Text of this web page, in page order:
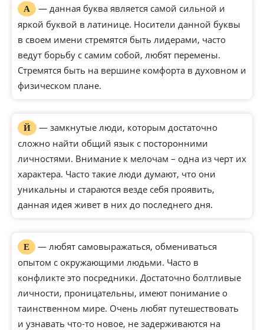
А
— данная буква является самой сильной и
яркой буквой в латинице. Носители данной буквы
в своем имени стремятся быть лидерами, часто
ведут борьбу с самим собой, любят перемены.
Стремятся быть на вершине комфорта в духовном и
физическом плане.
Й
— замкнутые люди, которым достаточно
сложно найти общий язык с посторонними
личностями. Внимание к мелочам – одна из черт их
характера. Часто такие люди думают, что они
уникальны и стараются везде себя проявить,
данная идея живет в них до последнего дня.
Е
— любят самовыражаться, обмениваться
опытом с окружающими людьми. Часто в
конфликте это посредники. Достаточно болтливые
личности, проницательны, имеют понимание о
таинственном мире. Очень любят путешествовать
и узнавать что-то новое, не задерживаются на